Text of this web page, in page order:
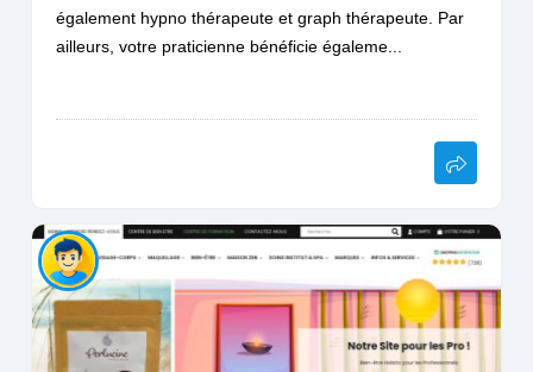
également hypno thérapeute et graph thérapeute. Par
ailleurs, votre praticienne bénéficie égaleme...